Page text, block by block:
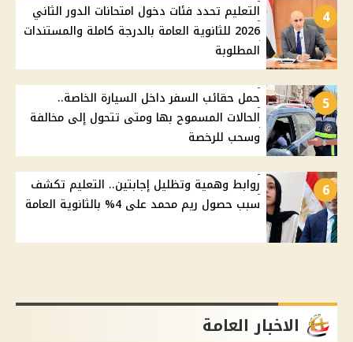
4
التعليم تحدد فئات دخول امتحانات الدور الثاني
2026 للثانوية العامة بالدرجة كاملة والمستندات
المطلوبة
5
حمل حقائب السفر داخل السيارة الخاصة..
الحالات المسموح بها ومتى تتحول إلى مخالفة
وسحب للرخصة
6
روابط وهمية وتظليل إجابتين.. التعليم تكشف
سبب حصول ريم محمد على 4% بالثانوية العامة
الاخبار العامة